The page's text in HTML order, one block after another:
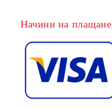
Начини на плащане